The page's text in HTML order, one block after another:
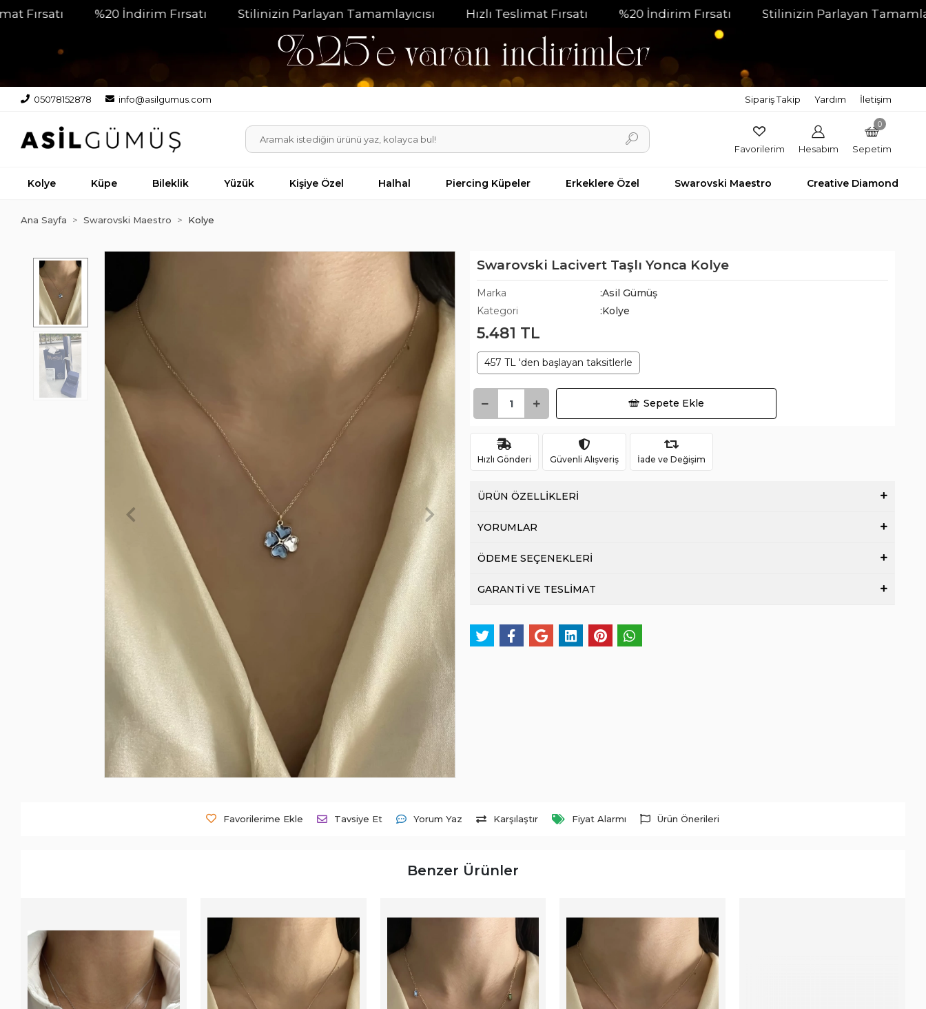
%20 İndirim Fırsatı Stilinizin Parlayan Tamamlayıcısı Hızlı Teslimat Fırsatı %20 İndirim Fırsatı Stilinizin Parlayan Tamamlayıcısı
05078152878 info@asilgumus.com Sipariş Takip Yardım İletişim
Favorilerim Hesabım
0
Sepetim
Kolye Küpe Bileklik Yüzük Kişiye Özel Halhal Piercing Küpeler Erkeklere Özel Swarovski Maestro Creative Diamond
Ana Sayfa Swarovski Maestro Kolye
Swarovski Lacivert Taşlı Yonca Kolye
Marka
:Asil Gümüş
Kategori
:Kolye
5.481 TL
457 TL 'den başlayan taksitlerle
Sepete Ekle
Hızlı Gönderi Güvenli Alışveriş İade ve Değişim
ÜRÜN ÖZELLİKLERİ
YORUMLAR
ÖDEME SEÇENEKLERİ
GARANTİ VE TESLİMAT
Favorilerime Ekle Tavsiye Et Yorum Yaz Karşılaştır Fiyat Alarmı Ürün Önerileri
Benzer Ürünler